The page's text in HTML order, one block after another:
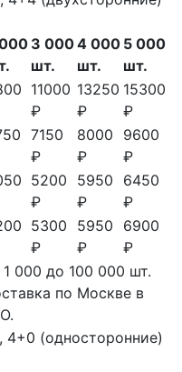
3 000
шт.
4 000
шт.
5 000
шт.
11000
₽
13250
₽
15300
₽
7150
₽
8000
₽
9600
₽
5200
₽
5950
₽
6450
₽
5300
₽
5950
₽
6900
₽
000 до 100 000 шт.
по Москве в
4+0 (односторонние)